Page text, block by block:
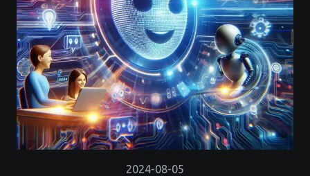
2024-08-05